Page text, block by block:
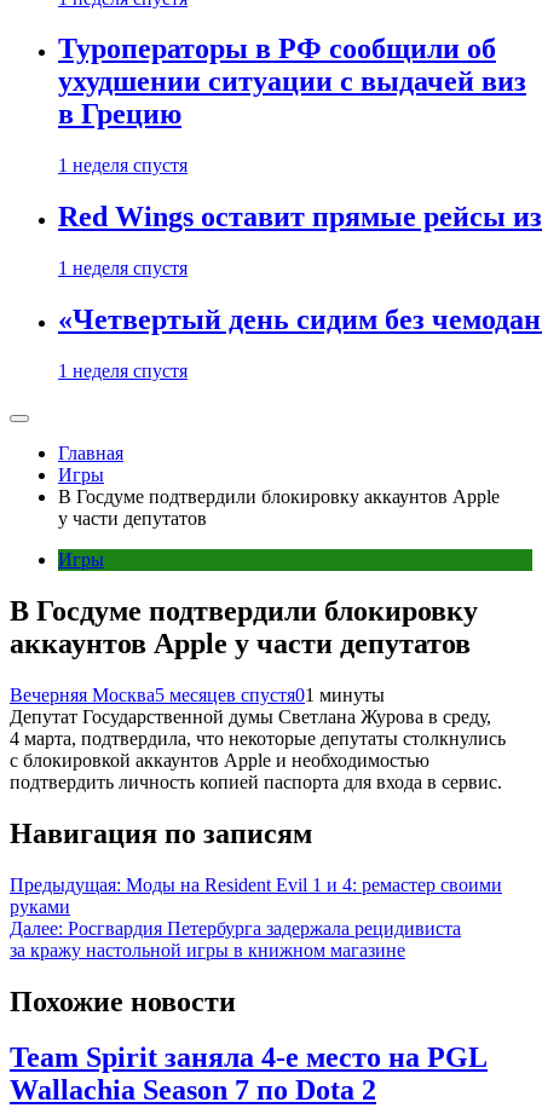
Туроператоры в РФ сообщили об
ухудшении ситуации с выдачей виз
в Грецию
1 неделя спустя
Red Wings оставит прямые рейсы
1 неделя спустя
«Четвертый день сидим без
1 неделя спустя
Главная
Игры
В Госдуме подтвердили блокировку аккаунтов Apple
у части депутатов
Игры
В Госдуме подтвердили блокировку
аккаунтов Apple у части депутатов
Вечерняя Москва5 месяцев спустя01 минуты
Депутат Государственной думы Светлана Журова в среду,
4 марта, подтвердила, что некоторые депутаты столкнулись
с блокировкой аккаунтов Apple и необходимостью
подтвердить личность копией паспорта для входа в сервис.
Навигация по записям
Предыдущая: Моды на Resident Evil 1 и 4: ремастер своими
руками
Далее: Росгвардия Петербурга задержала рецидивиста
за кражу настольной игры в книжном магазине
Похожие новости
Team Spirit заняла 4-е место на PGL
Wallachia Season 7 по Dota 2